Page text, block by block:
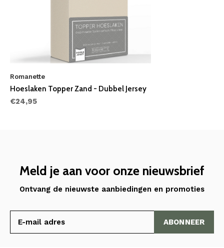
Romanette
Hoeslaken Topper Zand - Dubbel Jersey
€24,95
Meld je aan voor onze nieuwsbrief
Ontvang de nieuwste aanbiedingen en promoties
ABONNEER